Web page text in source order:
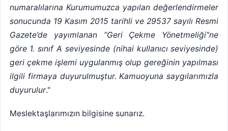
numaralılarına Kurumumuzca yapılan değerlendirmeler
sonucunda 19 Kasım 2015 tarihli ve 29537 sayılı Resmi
Gazete’de yayımlanan “Geri Çekme Yönetmeliği”ne
göre 1. sınıf A seviyesinde (nihai kullanıcı seviyesinde)
geri çekme işlemi uygulanmış olup gereğinin yapılması
ilgili firmaya duyurulmuştur. Kamuoyuna saygılarımızla
duyurulur."
Meslektaşlarımızın bilgisine sunarız.